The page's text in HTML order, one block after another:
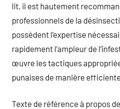
lit, il est hautement
professionnels de la
possèdent l’expertise
rapidement l’ampleur de
œuvre les tactiques
punaises de manière
Texte de référence à propos de